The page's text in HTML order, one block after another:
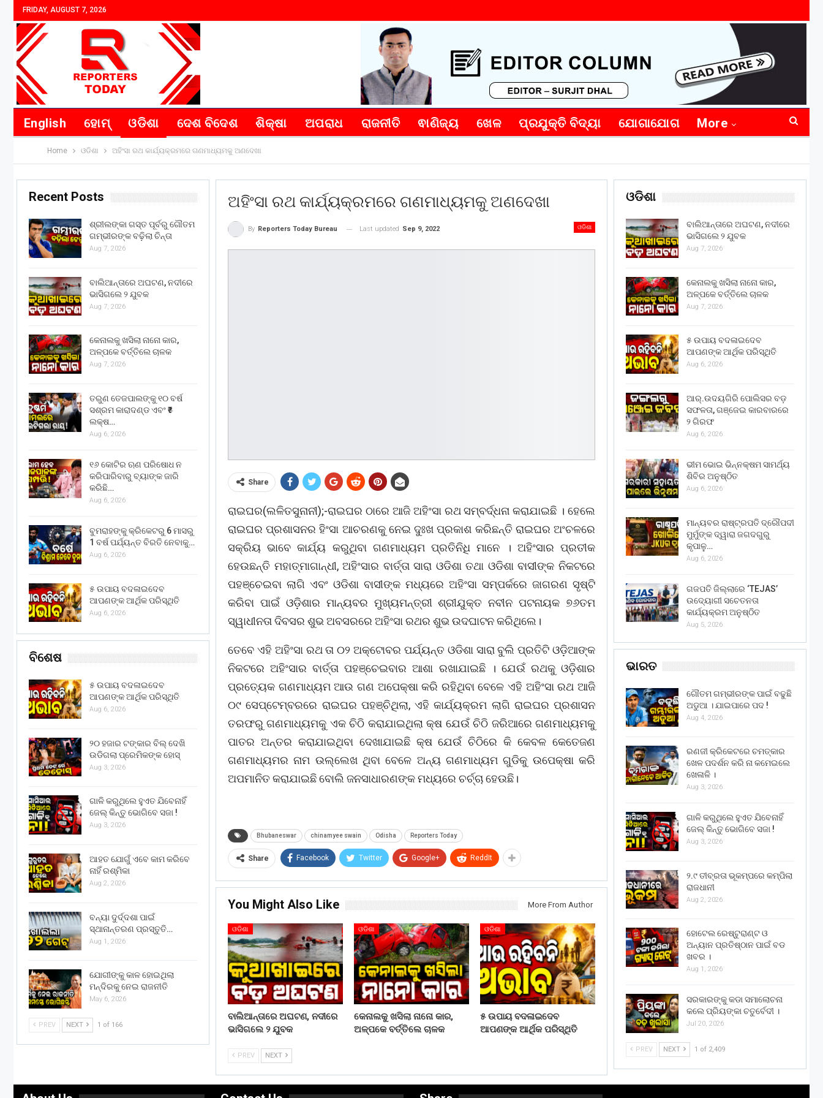
FRIDAY, AUGUST 7, 2026
English ହୋମ୍ ଓଡିଶା ଦେଶ ବିଦେଶ ଶିକ୍ଷା ଅପରାଧ ରାଜନୀତି ଵାଣିଜ୍ୟ ଖେଳ ପ୍ରଯୁକ୍ତି ବିଦ୍ୟା ଯୋଗାଯୋଗ More
Home ଓଡିଶା ଅହିଂସା ରଥ କାର୍ଯ୍ୟକ୍ରମରେ ଗଣମାଧ୍ୟମକୁ ଅଣଦେଖା
ଅହିଂସା ରଥ କାର୍ଯ୍ୟକ୍ରମରେ ଗଣମାଧ୍ୟମକୁ ଅଣଦେଖା
ଓଡିଶା
By Reporters Today Bureau Last updated Sep 9, 2022
Share
ରାଇଘର(ଲଳିତସୁନାନୀ);-ରାଇଘର ଠାରେ ଆଜି ଅହିଂସା ରଥ ସମ୍ବର୍ଦ୍ଧନା କରାଯାଇଛି । ହେଲେ
ରାଇଘର ପ୍ରଶାସନର ହିଂସା ଆଚରଣକୁ ନେଇ ଦୁଃଖ ପ୍ରକାଶ କରିଛନ୍ତି ରାଇଘର ଅଂଚଳରେ
ସକ୍ରିୟ ଭାବେ କାର୍ଯ୍ୟ କରୁଥିବା ଗଣମାଧ୍ୟମ ପ୍ରତିନିଧି ମାନେ । ଅହିଂସାର ପ୍ରତୀକ
ହେଉଛନ୍ତି ମହାତ୍ମାଗାନ୍ଧୀ, ଅହିଂସାର ବାର୍ତ୍ତା ସାରା ଓଡିଶା ତଥା ଓଡିଶା ବାସୀଙ୍କ ନିକଟରେ
ପହଞ୍ଚେଇବା ଲାଗି ଏବଂ ଓଡିଶା ବାସୀଙ୍କ ମଧ୍ୟରେ ଅହିଂସା ସମ୍ପର୍କରେ ଜାଗରଣ ସୃଷ୍ଟି
କରିବା ପାଇଁ ଓଡ଼ିଶାର ମାନ୍ୟବର ମୁଖ୍ୟମନ୍ତ୍ରୀ ଶ୍ରୀଯୁକ୍ତ ନବୀନ ପଟନାୟକ ୭୬ତମ
ସ୍ୱାଧୀନତା ଦିବସର ଶୁଭ ଅବସରରେ ଅହିଂସା ରଥର ଶୁଭ ଉଦଘାଟନ କରିଥିଲେ।
ତେବେ ଏହି ଅହିଂସା ରଥ ତା ୦୨ ଅକ୍ଟୋବର ପର୍ଯ୍ୟନ୍ତ ଓଡିଶା ସାରା ବୁଲି ପ୍ରତିଟି ଓଡ଼ିଆଙ୍କ
ନିକଟରେ ଅହିଂସାର ବାର୍ତ୍ତା ପହଞ୍ଚେଇବାର ଆଶା ରଖାଯାଇଛି । ଯେଉଁ ରଥକୁ ଓଡ଼ିଶାର
ପ୍ରତ୍ୟେକ ଗଣମାଧ୍ୟମ ଆଉ ଗଣ ଅପେକ୍ଷା କରି ରହିଥିବା ବେଳେ ଏହି ଅହିଂସା ରଥ ଆଜି
୦୯ ସେପ୍ଟେମ୍ବରରେ ରାଇଘର ପହଞ୍ଚିଥିଲା, ଏହି କାର୍ଯ୍ୟକ୍ରମ ଲାଗି ରାଇଘର ପ୍ରଶାସନ
ତରଫରୁ ଗଣମାଧ୍ୟମକୁ ଏକ ଚିଠି କରାଯାଇଥିଲା କ୍ଷ ଯେଉଁ ଚିଠି ଜରିଆରେ ଗଣମାଧ୍ୟମକୁ
ପାତର ଅନ୍ତର କରାଯାଇଥିବା ଦେଖାଯାଇଛି କ୍ଷ ଯେଉଁ ଚିଠିରେ କି କେବଳ କେତେଜଣ
ଗଣମାଧ୍ୟମର ନାମ ଉଲ୍ଲେଖ ଥିବା ବେଳେ ଅନ୍ୟ ଗଣମାଧ୍ୟମ ଗୁଡିକୁ ଉପେକ୍ଷା କରି
ଅପମାନିତ କରାଯାଇଛି ବୋଲି ଜନସାଧାରଣଙ୍କ ମଧ୍ୟରେ ଚର୍ଚ୍ଚା ହେଉଛି।
Bhubaneswar chinamyee swain Odisha Reporters Today
Share Facebook Twitter Google+ ReddIt
You Might Also Like More From Author
ଓଡିଶା
ବାଲିଆନ୍ତାରେ ଅଘଟଣ, ନଦୀରେ
ଭାସିଗଲେ ୨ ଯୁବକ
ଓଡିଶା
କେନାଲକୁ ଖସିଲା ନାନୋ କାର,
ଅଳ୍ପକେ ବର୍ତ୍ତିଲେ ଚାଳକ
ଓଡିଶା
୫ ଉପାୟ ବଦଳାଇଦେବ
ଆପଣଙ୍କ ଆର୍ଥିକ ପରିସ୍ଥିତି
PREV NEXT
ଓଡିଶା
ବାଲିଆନ୍ତାରେ ଅଘଟଣ, ନଦୀରେ
ଭାସିଗଲେ ୨ ଯୁବକ
Aug 7, 2026
କେନାଲକୁ ଖସିଲା ନାନୋ କାର,
ଅଳ୍ପକେ ବର୍ତ୍ତିଲେ ଚାଳକ
Aug 7, 2026
୫ ଉପାୟ ବଦଳାଇଦେବ
ଆପଣଙ୍କ ଆର୍ଥିକ ପରିସ୍ଥିତି
Aug 6, 2026
ଆର୍.ଉଦୟଗିରି ପୋଲିସର ବଡ଼
ସଫଳତା, ଗଞ୍ଜେଇ କାରବାରରେ
୨ ଗିରଫ
Aug 6, 2026
ଭୀମ ଭୋଇ ଭିନ୍ନକ୍ଷମ ସାମର୍ଥ୍ୟ
ଶିବିର ଅନୁଷ୍ଠିତ
Aug 6, 2026
ମାନ୍ୟବର ରାଷ୍ଟ୍ରପତି ଦ୍ରୌପଦୀ
ମୁର୍ମୁଙ୍କ ଦ୍ୱାରା ଜଗଦଗୁରୁ
କୃପାଳୁ…
Aug 6, 2026
ଗଜପତି ଜିଲ୍ଲାରେ ‘TEJAS’
ଉଦ୍ୟୋଗୀ ସଚେତନତା
କାର୍ଯ୍ୟକ୍ରମ ଅନୁଷ୍ଠିତ
Aug 5, 2026
ଭାରତ
ଗୌତମ ଗମ୍ଭୀରଙ୍କ ପାଇଁ ବଢୁଛି
ଅଡୁଆ । ଯାଇପାରେ ପଦ !
Aug 4, 2026
ରଣଜୀ କ୍ରିକେଟରେ ଚମତ୍କାର
ଖେଳ ପଦର୍ଶନ କରି ନା କମେଇଲେ
ଖେଳାଳି ।
Aug 3, 2026
ଗାଳି କରୁଥିଲେ ହୁଏତ ଯିବେନାହିଁ
ଜେଲ୍ କିନ୍ତୁ ଭୋଗିବେ ସଜା !
Aug 3, 2026
୨.୯ ତୀବ୍ରତା ଭୂକମ୍ପରେ କମ୍ପିଲା
ରାଜଧାନୀ
Aug 2, 2026
ହୋଟେଲ ରେଷ୍ଟୁରାଣ୍ଟ ଓ
ଅନ୍ୟାନ ପ୍ରତିଷ୍ଠାନ ପାଇଁ ବଡ
ଖବର ।
Aug 1, 2026
ସରକାରଙ୍କୁ କଡା ସମାଲୋଚନା
କଲେ ପ୍ରିୟଙ୍କା ଚତୁର୍ବେଦୀ ।
Jul 20, 2026
PREV NEXT 1 of 2,409
Recent Posts
ଶ୍ରୀଲଙ୍କା ଗସ୍ତ ପୂର୍ବରୁ ଗୌତମ
ଗମ୍ଭୀରଙ୍କ ବଢ଼ିଲା ଚିନ୍ତା
Aug 7, 2026
ବାଲିଆନ୍ତାରେ ଅଘଟଣ, ନଦୀରେ
ଭାସିଗଲେ ୨ ଯୁବକ
Aug 7, 2026
କେନାଲକୁ ଖସିଲା ନାନୋ କାର,
ଅଳ୍ପକେ ବର୍ତ୍ତିଲେ ଚାଳକ
Aug 7, 2026
ତରୁଣ ତେଜପାଲଙ୍କୁ ୧୦ ବର୍ଷ
ସଶ୍ରମ କାରାଦଣ୍ଡ ଏବଂ ₹୫
ଲକ୍ଷ…
Aug 6, 2026
୧୬ କୋଟିର ଋଣ ପରିଷୋଧ ନ
କରିପାରିବାରୁ ବ୍ୟାଙ୍କ ଜାରି
କରିଛି…
Aug 6, 2026
ବୁମରାହଙ୍କୁ କ୍ରିକେଟରୁ 6 ମାସରୁ
1 ବର୍ଷ ପର୍ଯ୍ୟନ୍ତ ବିରତି ନେବାକୁ…
Aug 6, 2026
୫ ଉପାୟ ବଦଳାଇଦେବ
ଆପଣଙ୍କ ଆର୍ଥିକ ପରିସ୍ଥିତି
Aug 6, 2026
ବିଶେଷ
୫ ଉପାୟ ବଦଳାଇଦେବ
ଆପଣଙ୍କ ଆର୍ଥିକ ପରିସ୍ଥିତି
Aug 6, 2026
୨୦ ହଜାର ଟଙ୍କାର ବିଲ୍ ଦେଖି
ଉଡିଗଲା ପ୍ରେମିକଙ୍କ ହୋସ୍
Aug 3, 2026
ଗାଳି କରୁଥିଲେ ହୁଏତ ଯିବେନାହିଁ
ଜେଲ୍ କିନ୍ତୁ ଭୋଗିବେ ସଜା !
Aug 3, 2026
ଆହତ ଯୋଗୁଁ ଏବେ କାମ କରିବେ
ନାହିଁ ରଶ୍ମିକା
Aug 2, 2026
ବନ୍ୟା ଦୁର୍ଦ୍ଦଶା ପାଇଁ
ସ୍ଥାନାନ୍ତରଣ ପ୍ରସ୍ତୁତି…
Aug 1, 2026
ଯୋଗୀଙ୍କୁ କାଳ ହୋଇଥିଲା
ମନ୍ଦିରକୁ ନେଇ ରାଜନୀତି
May 6, 2026
PREV NEXT 1 of 166